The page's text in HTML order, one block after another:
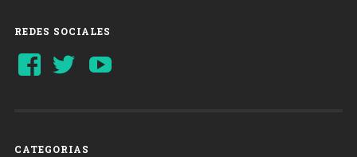
REDES SOCIALES
Ver
perfil
Ver
perfil
CATEGORIAS